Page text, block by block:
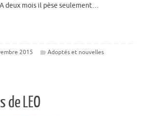
deux mois il pèse seulement…
2015 Adoptés et nouvelles
de LEO